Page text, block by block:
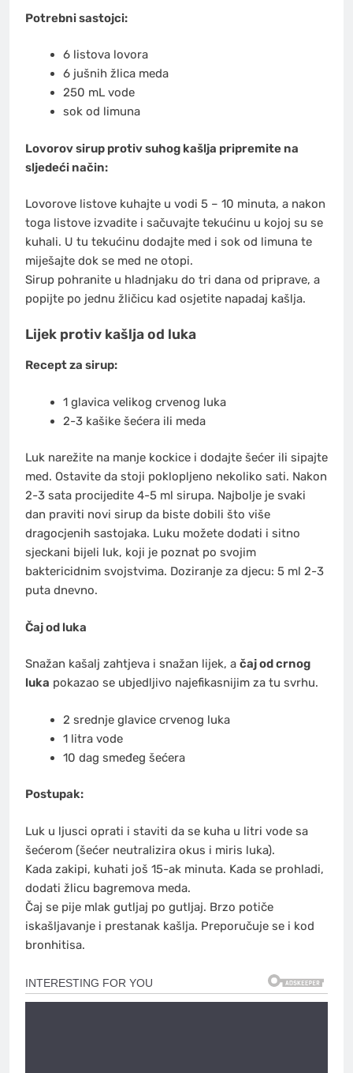
Potrebni sastojci:
6 listova lovora
6 jušnih žlica meda
250 mL vode
sok od limuna
Lovorov sirup protiv suhog kašlja pripremite na
sljedeći način:
Lovorove listove kuhajte u vodi 5 – 10 minuta, a nakon
toga listove izvadite i sačuvajte tekućinu u kojoj su se
kuhali. U tu tekućinu dodajte med i sok od limuna te
miješajte dok se med ne otopi.
Sirup pohranite u hladnjaku do tri dana od priprave, a
popijte po jednu žličicu kad osjetite napadaj kašlja.
Lijek protiv kašlja od luka
Recept za sirup:
1 glavica velikog crvenog luka
2-3 kašike šećera ili meda
Luk narežite na manje kockice i dodajte šećer ili sipajte
med. Ostavite da stoji poklopljeno nekoliko sati. Nakon
2-3 sata procijedite 4-5 ml sirupa. Najbolje je svaki
dan praviti novi sirup da biste dobili što više
dragocjenih sastojaka. Luku možete dodati i sitno
sjeckani bijeli luk, koji je poznat po svojim
baktericidnim svojstvima. Doziranje za djecu: 5 ml 2-3
puta dnevno.
Čaj od luka
Snažan kašalj zahtjeva i snažan lijek, a čaj od crnog
luka pokazao se ubjedljivo najefikasnijim za tu svrhu.
2 srednje glavice crvenog luka
1 litra vode
10 dag smeđeg šećera
Postupak:
Luk u ljusci oprati i staviti da se kuha u litri vode sa
šećerom (šećer neutralizira okus i miris luka).
Kada zakipi, kuhati još 15-ak minuta. Kada se prohladi,
dodati žlicu bagremova meda.
Čaj se pije mlak gutljaj po gutljaj. Brzo potiče
iskašljavanje i prestanak kašlja. Preporučuje se i kod
bronhitisa.